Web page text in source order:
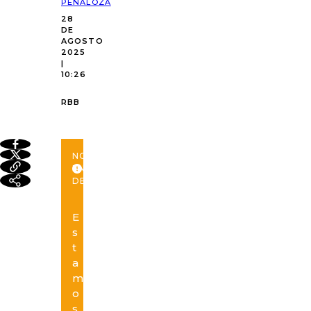
PEÑALOZA
28
DE
AGOSTO
2025
|
10:26
RBB
NOTICIA
EN
DESARROLLO
E
s
t
a
m
o